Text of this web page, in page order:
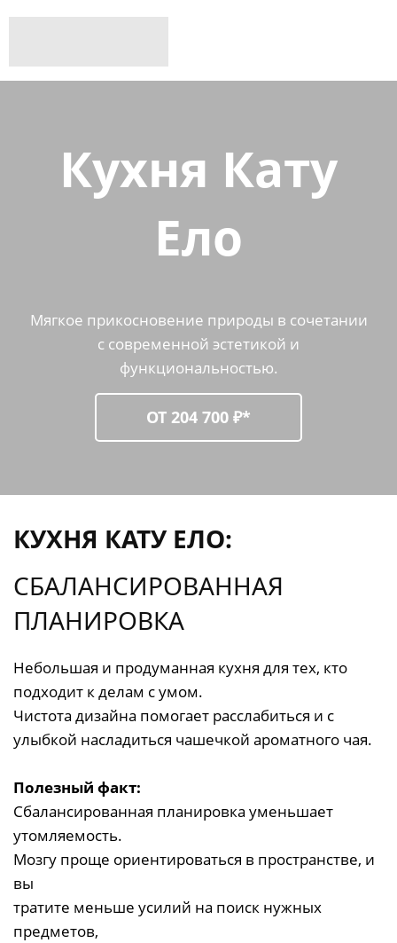
Кухня Кату
Ело
Мягкое прикосновение природы в сочетании
с современной эстетикой и
функциональностью.
ОТ 204 700 ₽*
КУХНЯ КАТУ ЕЛО:
СБАЛАНСИРОВАННАЯ
ПЛАНИРОВКА
Небольшая и продуманная кухня для тех, кто
подходит к делам с умом.
Чистота дизайна помогает расслабиться и с
улыбкой насладиться чашечкой ароматного чая.
Полезный факт:
Сбалансированная планировка уменьшает
утомляемость.
Мозгу проще ориентироваться в пространстве, и
вы
тратите меньше усилий на поиск нужных
предметов,